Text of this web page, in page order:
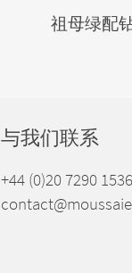
祖母绿配
与我们联系
+44 (0)20 7290 1536